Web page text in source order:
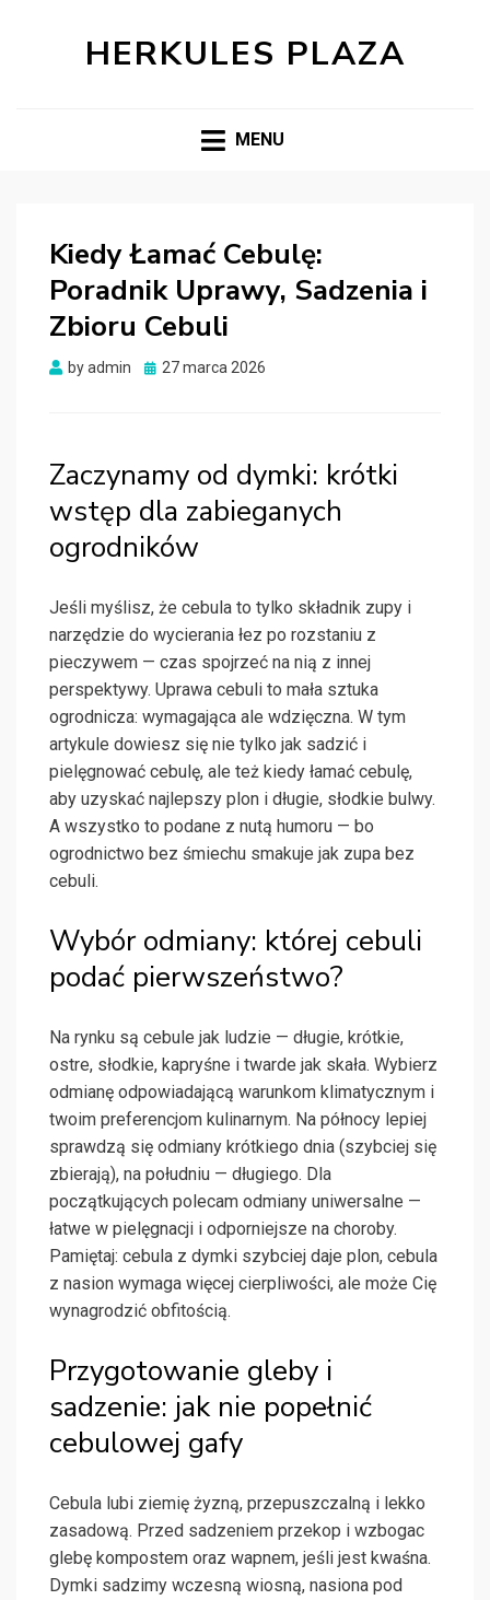
HERKULES PLAZA
MENU
Kiedy Łamać Cebulę:
Poradnik Uprawy, Sadzenia i
Zbioru Cebuli
byadmin
Posted
27 marca 2026
Zaczynamy od dymki: krótki
wstęp dla zabieganych
ogrodników
Jeśli myślisz, że cebula to tylko składnik zupy i
narzędzie do wycierania łez po rozstaniu z
pieczywem — czas spojrzeć na nią z innej
perspektywy. Uprawa cebuli to mała sztuka
ogrodnicza: wymagająca ale wdzięczna. W tym
artykule dowiesz się nie tylko jak sadzić i
pielęgnować cebulę, ale też kiedy łamać cebulę,
aby uzyskać najlepszy plon i długie, słodkie bulwy.
A wszystko to podane z nutą humoru — bo
ogrodnictwo bez śmiechu smakuje jak zupa bez
cebuli.
Wybór odmiany: której cebuli
podać pierwszeństwo?
Na rynku są cebule jak ludzie — długie, krótkie,
ostre, słodkie, kapryśne i twarde jak skała. Wybierz
odmianę odpowiadającą warunkom klimatycznym i
twoim preferencjom kulinarnym. Na północy lepiej
sprawdzą się odmiany krótkiego dnia (szybciej się
zbierają), na południu — długiego. Dla
początkujących polecam odmiany uniwersalne —
łatwe w pielęgnacji i odporniejsze na choroby.
Pamiętaj: cebula z dymki szybciej daje plon, cebula
z nasion wymaga więcej cierpliwości, ale może Cię
wynagrodzić obfitością.
Przygotowanie gleby i
sadzenie: jak nie popełnić
cebulowej gafy
Cebula lubi ziemię żyzną, przepuszczalną i lekko
zasadową. Przed sadzeniem przekop i wzbogac
glebę kompostem oraz wapnem, jeśli jest kwaśna.
Dymki sadzimy wczesną wiosną, nasiona pod